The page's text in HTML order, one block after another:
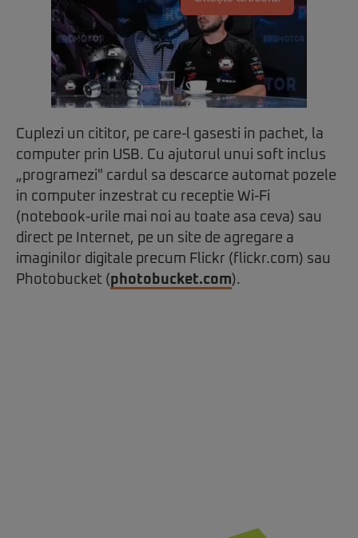
Cuplezi un cititor, pe care-l gasesti in pachet, la
computer prin USB. Cu ajutorul unui soft inclus
„programezi" cardul sa descarce automat pozele
in computer inzestrat cu receptie Wi-Fi
(notebook-urile mai noi au toate asa ceva) sau
direct pe Internet, pe un site de agregare a
imaginilor digitale precum Flickr (flickr.com) sau
Photobucket (photobucket.com).